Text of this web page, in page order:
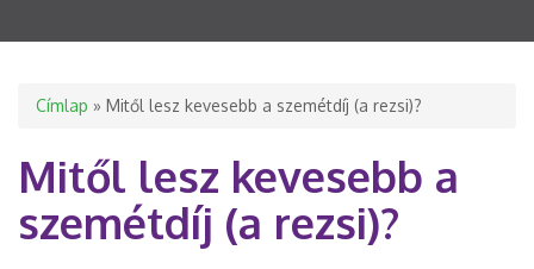
Jelenlegi hely
Címlap » Mitől lesz kevesebb a szemétdíj (a rezsi)?
Mitől lesz kevesebb a
szemétdíj (a rezsi)?